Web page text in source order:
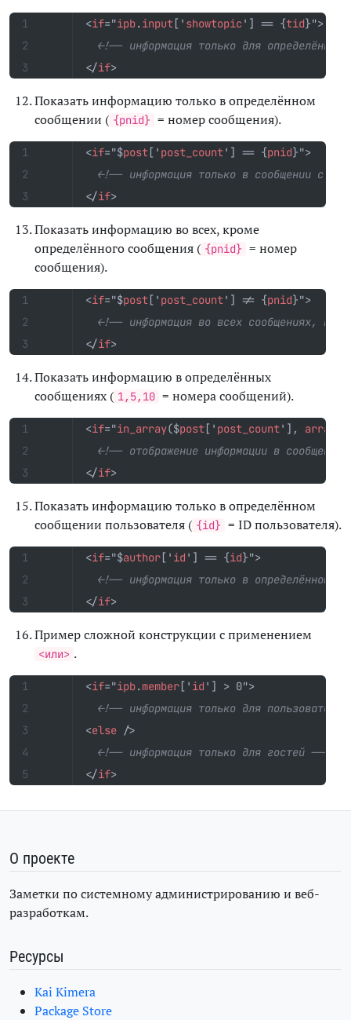
<if="ipb.input[' showtopic '] == {tid}">
<!-- информация только для
</if>
Показать информацию только в определённом
сообщении ( {pnid} = номер сообщения).
<if="$post[' post_count'] == {pnid}">
<!-- информация только в сообщении с
</if>
Показать информацию во всех, кроме
определённого сообщения ( {pnid} = номер
сообщения).
<if="$post[' post_count'] != {pnid}">
<!-- информация во всех сообщениях,
</if>
Показать информацию в определённых
сообщениях ( 1,5,10 = номера сообщений).
<if="in_array($post[' post_count'], array
<!-- отображение информации в
</if>
Показать информацию только в определённом
сообщении пользователя ( {id} = ID пользователя).
<if="$author[' id '] == {id}">
<!-- информация только в определённом
</if>
Пример сложной конструкции с применением
<или> .
<if="ipb.member[' id '] >
<!-- информация только для
<else />
<!-- информация только для гостей -->
</if>
О проекте
Заметки по системному администрированию и веб-
разработкам.
Ресурсы
Kai Kimera
Package Store